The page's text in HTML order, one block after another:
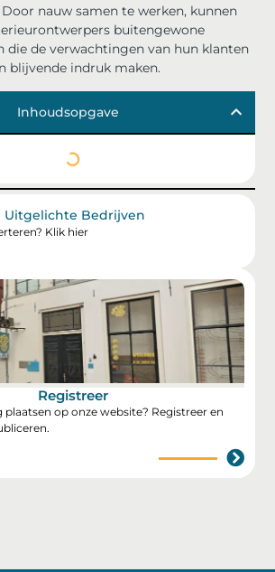
nauw samen te werken, kunnen
buitengewone
die de verwachtingen van hun klanten
blijvende indruk maken.
Inhoudsopgave
Uitgelichte Bedrijven
Klik hier
Registreer
plaatsen op onze website? Registreer en